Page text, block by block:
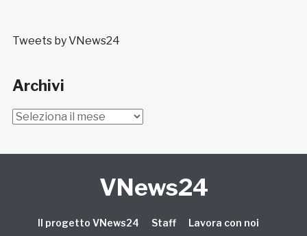
Tweets by VNews24
Archivi
Archivi
VNews24
Il progetto VNews24 Staff
Lavora con noi